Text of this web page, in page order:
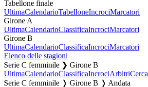
Tabellone finale
UltimaCalendarioTabelloneIncrociMarcatori
Girone A
UltimaCalendarioClassificaIncrociMarcatori
Girone B
UltimaCalendarioClassificaIncrociMarcatori
Elenco delle stagioni
Serie C femminile ❯ Girone B
UltimaCalendarioClassificaIncrociArbitriCerca
Serie C femminile ❭ Girone B ❭ Andata